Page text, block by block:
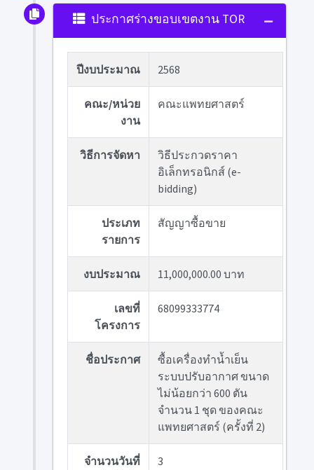
ประกาศร่างขอบเขตงาน TOR
ปีงบประมาณ 2568
คณะ/หน่วย
งาน
คณะแพทยศาสตร์
วิธีการจัดหา
วิธีประกวดราคา
อิเล็กทรอนิกส์ (e-
bidding)
ประเภท
รายการ
สัญญาซื้อขาย
งบประมาณ 11,000,000.00 บาท
เลขที่
โครงการ
68099333774
ชื่อประกาศ
ซื้อเครื่องทำน้ำเย็น
ระบบปรับอากาศ ขนาด
ไม่น้อยกว่า 600 ตัน
จำนวน 1 ชุด ของคณะ
แพทยศาสตร์ (ครั้งที่ 2)
จำนวนวันที่
3